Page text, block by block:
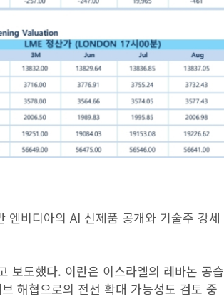
엔비디아의 AI 신제품 공개와 기술주 강세
보도했다. 이란은 이스라엘의 레바논 공습
해협으로의 전선 확대 가능성도 검토 중